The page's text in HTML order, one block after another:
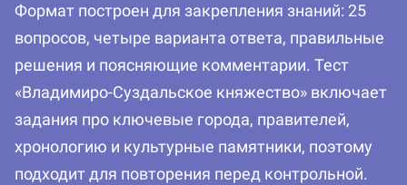
Формат построен для закрепления знаний: 25
вопросов, четыре варианта ответа, правильные
решения и поясняющие комментарии. Тест
«Владимиро-Суздальское княжество» включает
задания про ключевые города, правителей,
хронологию и культурные памятники, поэтому
подходит для повторения перед контрольной.